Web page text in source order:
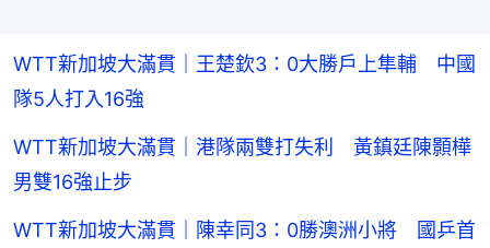
WTT新加坡大滿貫｜王楚欽3：0大勝戶上隼輔 中國
隊5人打入16強
WTT新加坡大滿貫｜港隊兩雙打失利 黃鎮廷陳顥樺
男雙16強止步
WTT新加坡大滿貫｜陳幸同3：0勝澳洲小將 國乒首